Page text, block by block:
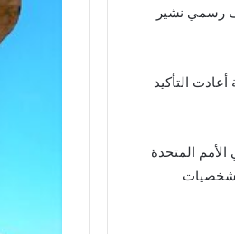
رسمي نشير
التأكيد
المتحدة